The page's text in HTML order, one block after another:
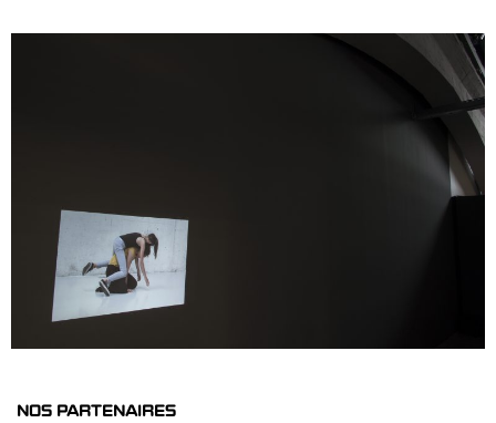
NOS PARTENAIRES